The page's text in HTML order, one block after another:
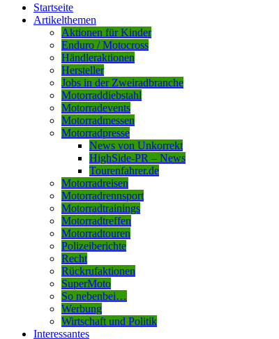
Startseite
Artikelthemen
Aktionen für Kinder
Enduro / Motocross
Händleraktionen
Hersteller
Jobs in der Zweiradbranche
Motorraddiebstahl
Motorradevents
Motorradmessen
Motorradpresse
News von Unkorrekt
HighSide-PR – News
Tourenfahrer.de
Motorradreisen
Motorradrennsport
Motorradtrainings
Motorradtreffen
Motorradtouren
Polizeiberichte
Recht
Rückrufaktionen
SuperMoto
So nebenbei…
Werbung
Wirtschaft und Politik
Interessantes